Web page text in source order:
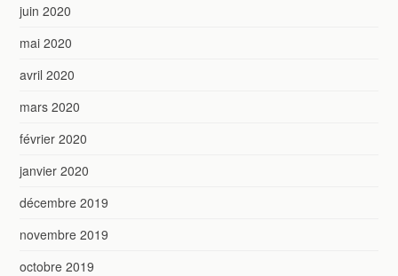
juin 2020
mai 2020
avril 2020
mars 2020
février 2020
janvier 2020
décembre 2019
novembre 2019
octobre 2019